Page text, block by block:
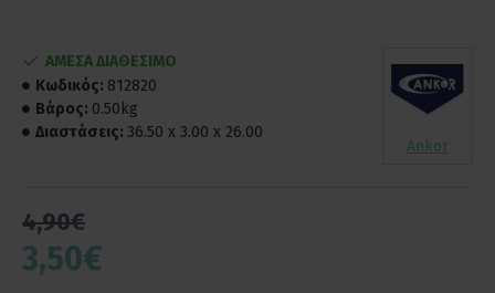
3,50€
4,90€
ΑΜΕΣΑ ΔΙΑΘΕΣΙΜΟ
Κωδικός: 812820
Βάρος: 0.50kg
Διαστάσεις: 36.50 x 3.00 x 26.00
Ankor